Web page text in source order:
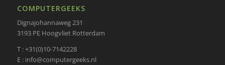
COMPUTERGEEKS
Dignajohannaweg 231
3193 PE Hoogvliet Rotterdam
T : +31(0)10-7142228
E : info@computergeeks.nl